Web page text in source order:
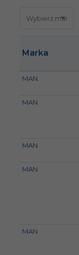
Marka
MAN
MAN
MAN
MAN
MAN